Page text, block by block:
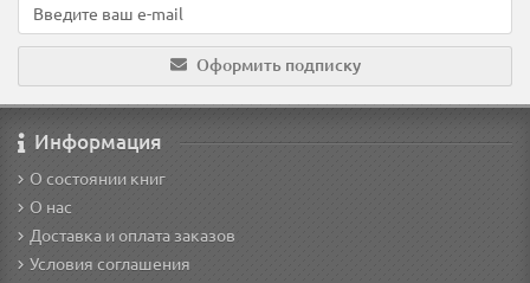
Оформить подписку
Информация
О состоянии книг
О нас
Доставка и оплата заказов
Условия соглашения